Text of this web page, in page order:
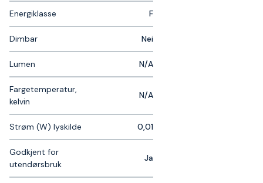
Energiklasse F
Dimbar Nei
Lumen N/A
Fargetemperatur,
kelvin
N/A
Strøm (W) lyskilde 0,01
Godkjent for
utendørsbruk
Ja